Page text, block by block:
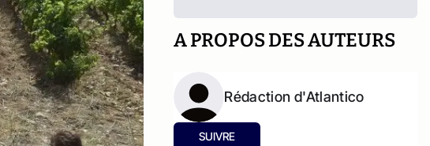
A PROPOS DES AUTEURS
Rédaction d'Atlantico
SUIVRE